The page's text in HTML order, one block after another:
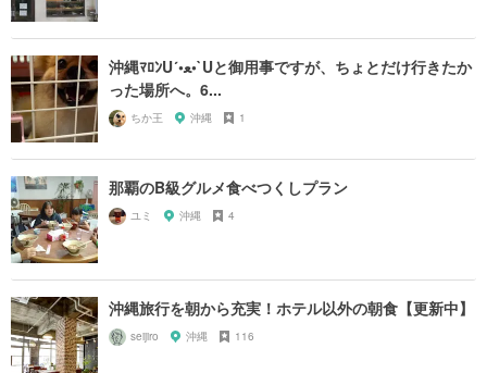
沖縄ﾏﾛﾝU´•ﻌ•`Uと御用事ですが、ちょとだけ行きたか
った場所へ。6...
ちか王 沖縄 1
那覇のB級グルメ食べつくしプラン
ユミ 沖縄 4
沖縄旅行を朝から充実！ホテル以外の朝食【更新中】
seijiro 沖縄 116